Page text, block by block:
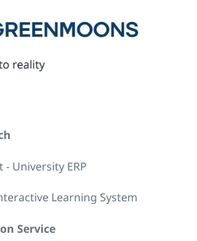
University ERP
Learning System
Service